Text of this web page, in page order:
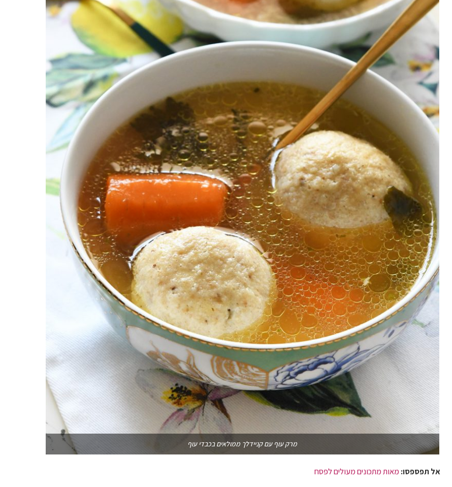
מרק עוף עם קניידלך ממולאים בכבדי עוף
אל תפספסו: מאות מתכונים מעולים לפסח